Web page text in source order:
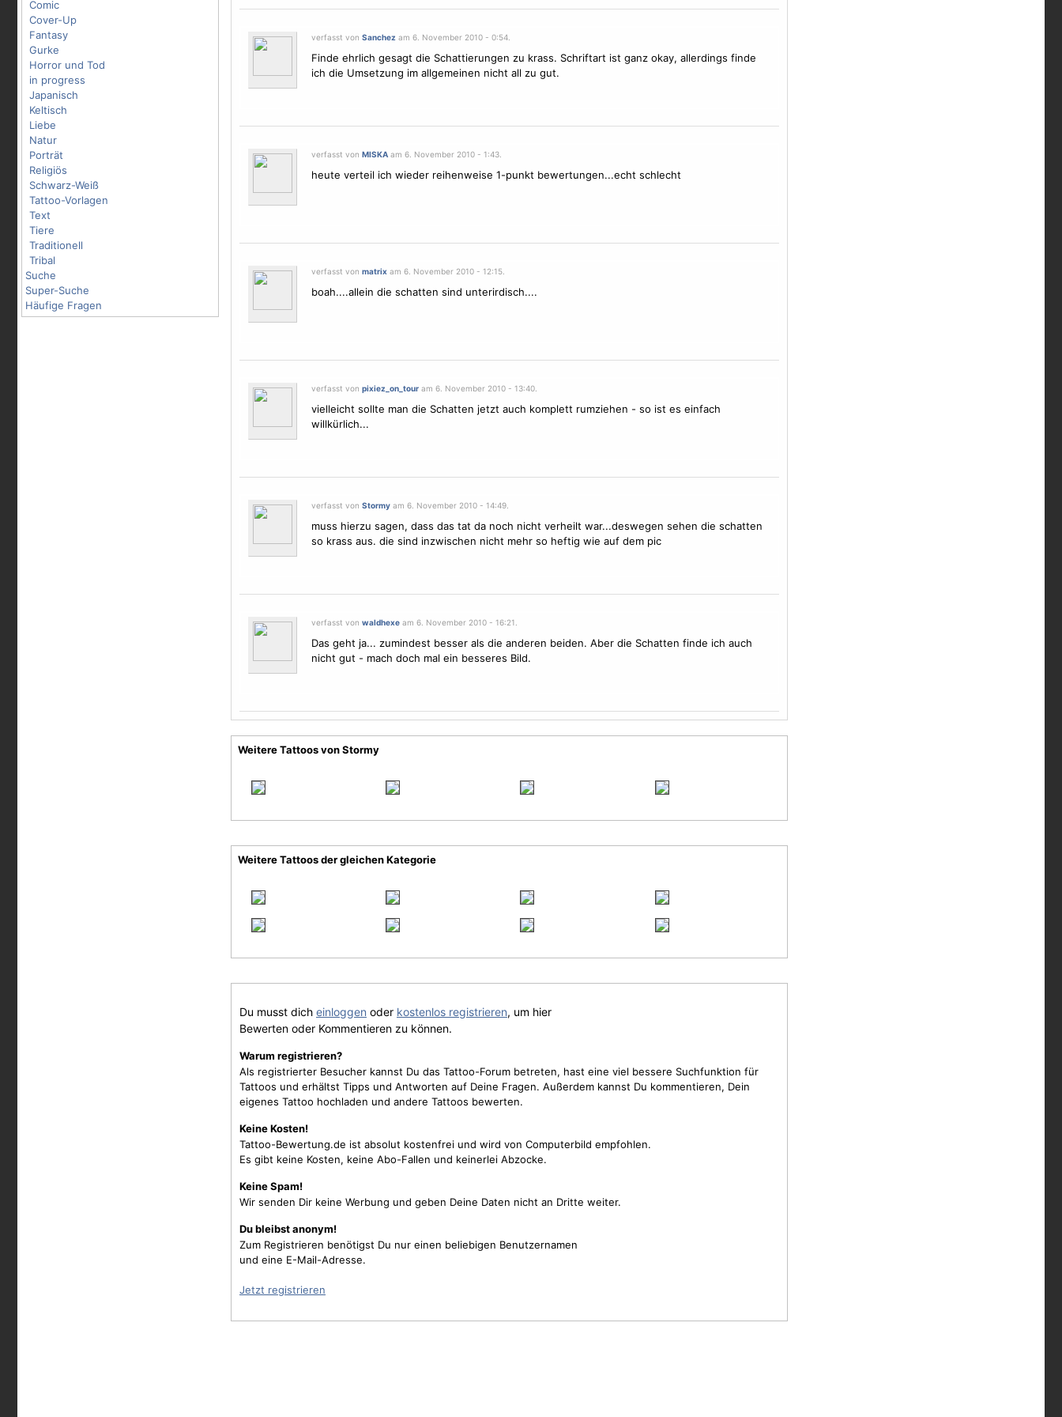
Comic
Cover-Up
Fantasy
Gurke
Horror und Tod
in progress
Japanisch
Keltisch
Liebe
Natur
Porträt
Religiös
Schwarz-Weiß
Tattoo-Vorlagen
Text
Tiere
Traditionell
Tribal
Suche
Super-Suche
Häufige Fragen
verfasst von Sanchez am 6. November 2010 - 0:54.
Finde ehrlich gesagt die Schattierungen zu krass. Schriftart ist ganz okay, allerdings finde
ich die Umsetzung im allgemeinen nicht all zu gut.
verfasst von MISKAam 6. November 2010 - 1:43.
heute verteil ich wieder reihenweise 1-punkt bewertungen...echt schlecht
verfasst von matrixam 6. November 2010 - 12:15.
boah....allein die schatten sind unterirdisch....
verfasst von pixiez_on_touram 6. November 2010 - 13:40.
vielleicht sollte man die Schatten jetzt auch komplett rumziehen - so ist es einfach
willkürlich...
verfasst von Stormyam 6. November 2010 - 14:49.
muss hierzu sagen, dass das tat da noch nicht verheilt war...deswegen sehen die schatten
so krass aus. die sind inzwischen nicht mehr so heftig wie auf dem pic
verfasst von waldhexeam 6. November 2010 - 16:21.
Das geht ja... zumindest besser als die anderen beiden. Aber die Schatten finde ich auch
nicht gut - mach doch mal ein besseres Bild.
Weitere Tattoos von Stormy
Weitere Tattoos der gleichen Kategorie
Du musst dich einloggen oder kostenlos registrieren, um hier
Bewerten oder Kommentieren zu können.
Warum registrieren?
Als registrierter Besucher kannst Du das Tattoo-Forum betreten, hast eine viel bessere Suchfunktion für
Tattoos und erhältst Tipps und Antworten auf Deine Fragen. Außerdem kannst Du kommentieren, Dein
eigenes Tattoo hochladen und andere Tattoos bewerten.
Keine Kosten!
Tattoo-Bewertung.de ist absolut kostenfrei und wird von Computerbild empfohlen.
Es gibt keine Kosten, keine Abo-Fallen und keinerlei Abzocke.
Keine Spam!
Wir senden Dir keine Werbung und geben Deine Daten nicht an Dritte weiter.
Du bleibst anonym!
Zum Registrieren benötigst Du nur einen beliebigen Benutzernamen
und eine E-Mail-Adresse.
Jetzt registrieren